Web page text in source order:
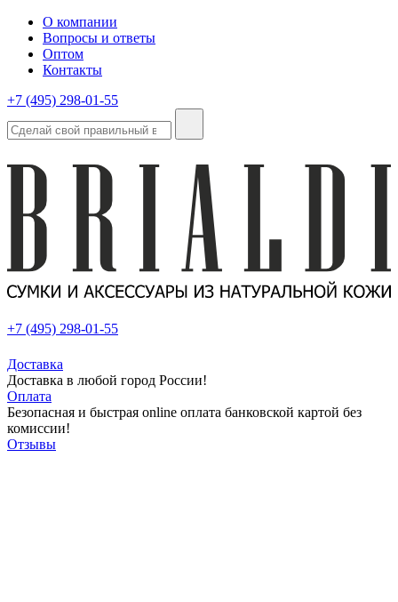
О компании
Вопросы и ответы
Оптом
Контакты
+7 (495) 298-01-55
+7 (495) 298-01-55
Доставка
Доставка в любой город России!
Оплата
Безопасная и быстрая online оплата банковской картой без
комиссии!
Отзывы